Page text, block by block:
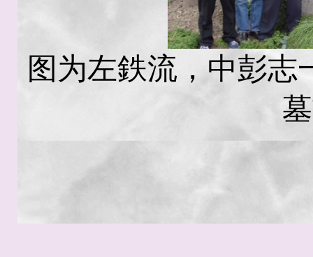
图为左鉄流，中彭志